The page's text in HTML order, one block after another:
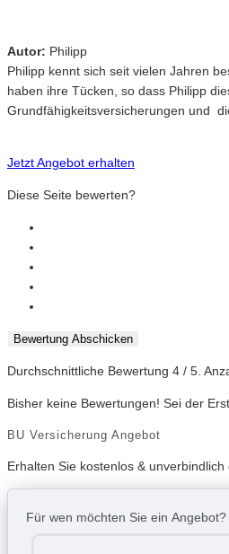
Autor: Philipp
Philipp kennt sich seit vielen Jahren
haben ihre Tücken, so dass Philipp
Grundfähigkeitsversicherungen und
Jetzt Angebot erhalten
Diese Seite bewerten?
Bewertung Abschicken
Durchschnittliche Bewertung 4 / 5.
Bisher keine Bewertungen! Sei der
BU Versicherung Angebot
Erhalten Sie kostenlos & unverbindlich
Für wen möchten Sie ein Angebot?